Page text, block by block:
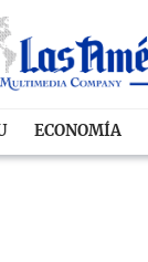
ECONOMÍA